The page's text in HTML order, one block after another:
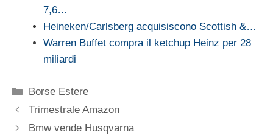
7,6…
Heineken/Carlsberg acquisiscono Scottish &…
Warren Buffet compra il ketchup Heinz per 28
miliardi
Categorie
Borse Estere
Trimestrale Amazon
Bmw vende Husqvarna